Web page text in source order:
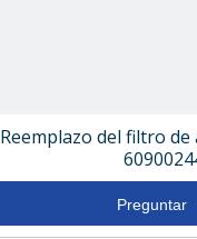
Reemplazo del filtro de
Preguntar